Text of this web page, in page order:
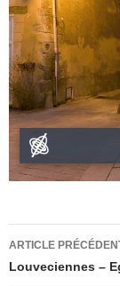
des
ARTICLE
Louveciennes –